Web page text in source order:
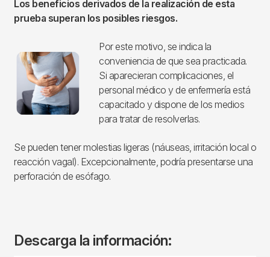
Los beneficios derivados de la realización de esta
prueba superan los posibles riesgos.
Imagen
Por este motivo, se indica la
conveniencia de que sea practicada.
Si aparecieran complicaciones, el
personal médico y de enfermería está
capacitado y dispone de los medios
para tratar de resolverlas.
Se pueden tener molestias ligeras (náuseas, irritación local o
reacción vagal). Excepcionalmente, podría presentarse una
perforación de esófago.
Descarga la información: